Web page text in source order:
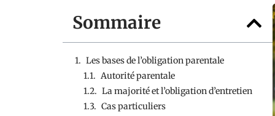
Sommaire
Les bases de l’obligation parentale
Autorité parentale
La majorité et l’obligation d’entretien
Cas particuliers